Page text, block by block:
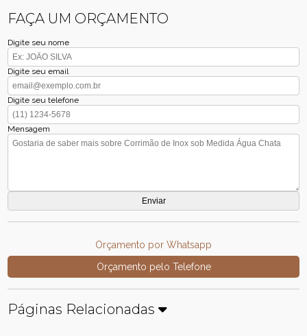
FAÇA UM ORÇAMENTO
Digite seu nome
Digite seu email
Digite seu telefone
Mensagem
Orçamento por Whatsapp
Orçamento pelo Telefone
Páginas Relacionadas